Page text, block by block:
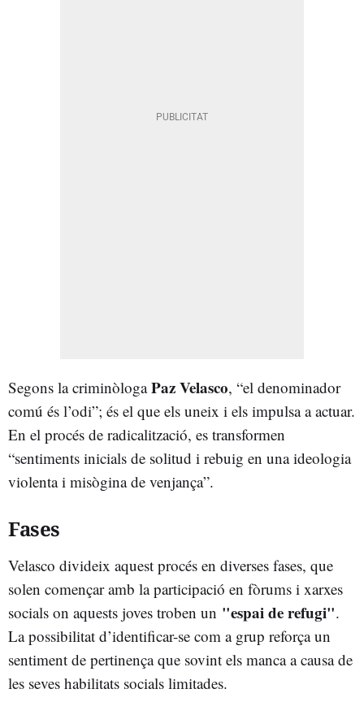
Segons la criminòlogaPaz Velasco, “el denominador
comú és l’odi”; és el que els uneix i els impulsa a actuar.
En el procés de radicalització, es transformen
“sentiments inicials de solitud i rebuig en una ideologia
violenta i misògina de venjança”.
Fases
Velasco divideix aquest procés en diverses fases, que
solen començar amb la participació en fòrums i xarxes
socials on aquests joves troben un "espai de refugi".
La possibilitat d’identificar-se com a grup reforça un
sentiment de pertinença que sovint els manca a causa de
les seves habilitats socials limitades.